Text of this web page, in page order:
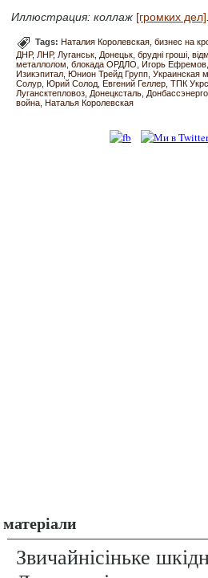
Иллюстрация: коллаж [громких дел]
Tags:Наталия Королевская бизнес на
ДНР ЛНР Луганськ Донецьк брудні гроші
металлолом
блокада ОРДЛО Игорь Ефремов
Изикэпитал Юнион Трейд Групп Украинская
Солур Юрий Солод Евгений Геллер ТПК
Лугансктепловоз Донецксталь Донбассэнерго
война Наталья Королевская
матеріали
Звичайнісіньке